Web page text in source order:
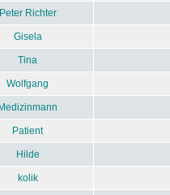
Peter Richter
Gisela
Tina
Wolfgang
Medizinmann
Patient
Hilde
kolik